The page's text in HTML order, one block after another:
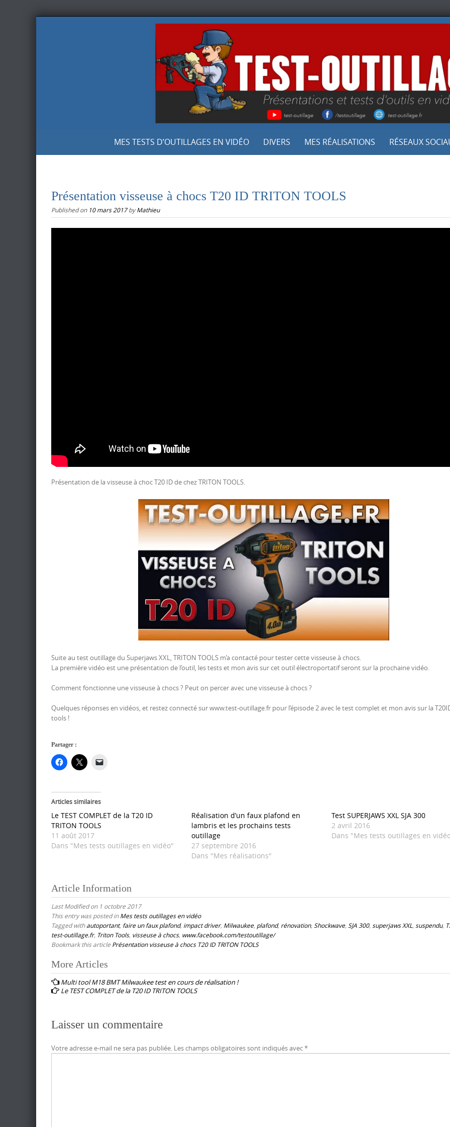
MES TESTS D’OUTILLAGES EN VIDÉO DIVERS MES RÉALISATIONS RÉSEAUX
Présentation visseuse à chocs T20 ID TRITON TOOLS
Published on 10 mars 2017byMathieu
Présentation de la visseuse à choc T20 ID de chez TRITON TOOLS.
Suite au test outillage du Superjaws XXL, TRITON TOOLS m’a contacté pour tester cette visseuse à chocs.
La première vidéo est une présentation de l’outil, les tests et mon avis sur cet outil électroportatif seront sur la prochaine vidéo.
Comment fonctionne une visseuse à chocs ? Peut on percer avec une visseuse à chocs ?
Quelques réponses en vidéos, et restez connecté sur www.test-outillage.fr pour l’épisode 2 avec le test complet et mon avis sur la
tools !
Partager :
Articles similaires
Le TEST COMPLET de la T20 ID
TRITON TOOLS
11 août 2017
Dans "Mes tests outillages en vidéo"
Réalisation d’un faux plafond en
lambris et les prochains tests
outillage
27 septembre 2016
Dans "Mes réalisations"
Test SUPERJAWS XXL SJA 300
2 avril 2016
Dans "Mes tests outillages en
Article Information
Last Modified on 1 octobre 2017
This entry was posted inMes tests outillages en vidéo
Tagged withautoportant, faire un faux plafond, impact driver, Milwaukee, plafond, rénovation, Shockwave, SJA 300, superjaws XXL, suspendu,
test-outillage.fr, Triton Tools, visseuse à chocs, www.facebook.com/testoutillage/
Bookmark this article Présentation visseuse à chocs T20 ID TRITON TOOLS
Post
navigation
More Articles
Multi tool M18 BMT Milwaukee test en cours de réalisation !
Le TEST COMPLET de la T20 ID TRITON TOOLS
Laisser un commentaire
Votre adresse e-mail ne sera pas publiée. Les champs obligatoires sont indiqués avec*